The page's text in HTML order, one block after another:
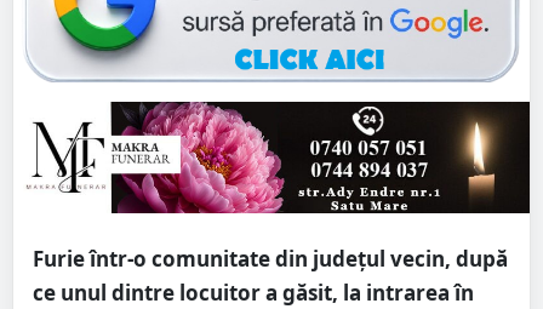
Furie într-o comunitate din județul vecin, după
ce unul dintre locuitor a găsit, la intrarea în